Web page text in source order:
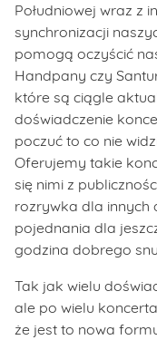
Południowej wraz z
synchronizacji
pomogą oczyścić
Handpany czy
które są ciągle
doświadczenie
poczuć to co nie
Oferujemy takie
się nimi z
rozrywka dla innych
pojednania dla
godzina dobrego
Tak jak wielu
ale po wielu
że jest to nowa